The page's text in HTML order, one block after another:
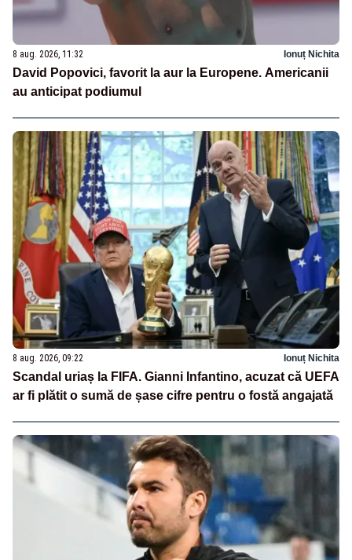
8 aug. 2026, 11:32 Ionuț Nichita
David Popovici, favorit la aur la Europene. Americanii
au anticipat podiumul
8 aug. 2026, 09:22 Ionuț Nichita
Scandal uriaș la FIFA. Gianni Infantino, acuzat că UEFA
ar fi plătit o sumă de șase cifre pentru o fostă angajată